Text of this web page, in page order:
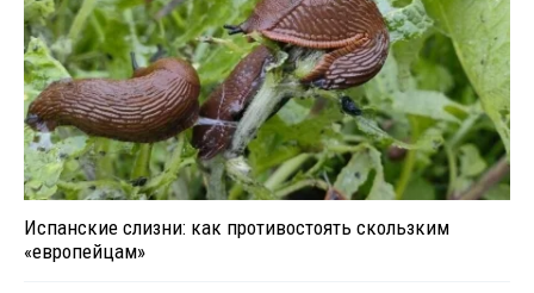
Испанские слизни: как противостоять скользким
«европейцам»